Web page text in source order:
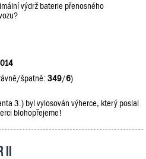
výdrž baterie přenosného
špatně: 349/6)
3.) byl vylosován výherce, který poslal
blohopřejeme!
II